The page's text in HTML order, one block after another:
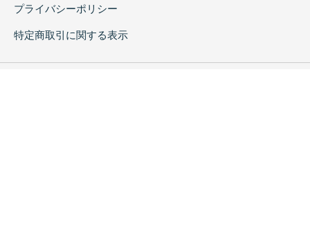
プライバシーポリシー
特定商取引に関する表示